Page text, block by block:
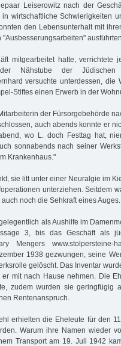
Leiserowitz nach der
wirtschaftliche Schwierigkeiten
den Lebensunterhalt mit
mitgearbeitet hatte, verrichtete
Nähstube der
versuchte unterdessen, die
Stiftes einen Erwerb in der
der Fürsorgebehörde
auch abends konnte er
wo L. doch Festtag hat,
sonnabends nach seiner
Krankenhaus."
sie litt unter einer Neuralgie im
unterziehen. Seitdem
noch die Sehkraft eines Auges.
als Aushilfe im
3, bis das Geschäft als
Mengers www.stolpersteine-
1938 gezwungen, seine
gelöscht. Das Inventar
mit nach Hause nehmen. Die
zudem wurden sie geringfügig
Rentenanspruch.
erhielten die Eheleute für den
Warum ihre Namen wieder
Transport am 19. Juli 1942